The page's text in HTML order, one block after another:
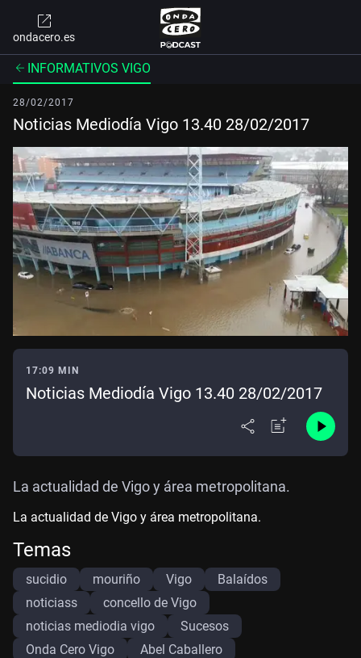
ondacero.es
INFORMATIVOS VIGO
28/02/2017
Noticias Mediodía Vigo 13.40 28/02/2017
17:09 MIN
Noticias Mediodía Vigo 13.40 28/02/2017
La actualidad de Vigo y área metropolitana.
La actualidad de Vigo y área metropolitana.
Temas
sucidio mouriño Vigo
Balaídos
noticiass
concello de Vigo
noticias mediodia vigo
Sucesos
Onda Cero Vigo
Abel Caballero